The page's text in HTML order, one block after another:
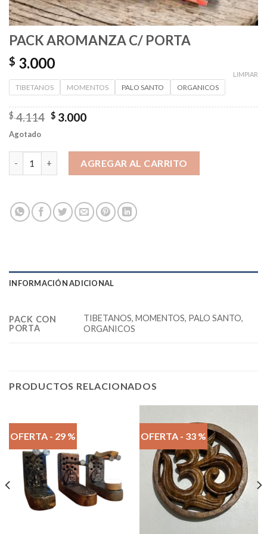
PACK AROMANZA C/ PORTA
$ 3.000
TIBETANOS MOMENTOS PALO SANTO ORGANICOS
LIMPIAR
$4.114 Original
$ 4.114.
$3.000Current
$ 3.000.
Agotado
AGREGAR AL CARRITO
INFORMACIÓN ADICIONAL
PACK CON
PORTA
TIBETANOS, MOMENTOS, PALO SANTO,
ORGANICOS
PRODUCTOS RELACIONADOS
OFERTA - 29 % OFERTA - 33 %